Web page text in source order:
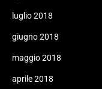
luglio 2018
giugno 2018
maggio 2018
aprile 2018